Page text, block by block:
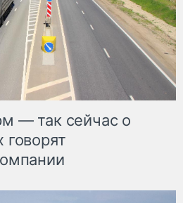
— так сейчас о
говорят